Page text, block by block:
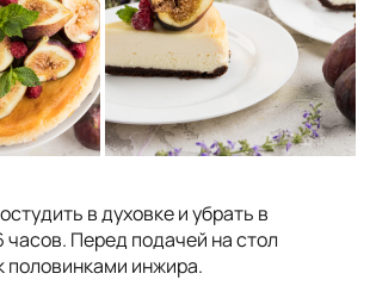
в духовке и убрать в
часов. Перед подачей на стол
половинками инжира.